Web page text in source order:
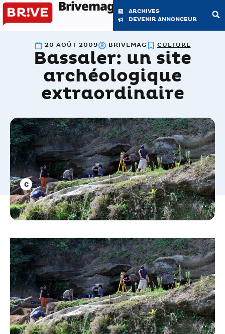
Brivemag'
ARCHIVES
DEVENIR ANNONCEUR
20 AOÛT 2009 BRIVEMAG CULTURE
Bassaler: un site
archéologique
extraordinaire